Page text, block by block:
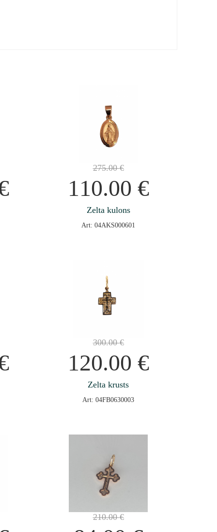
275.00€
110.00 €
Zelta kulons
Art: 04AKS000601
300.00€
120.00 €
Zelta krusts
Art: 04FB0630003
210.00€